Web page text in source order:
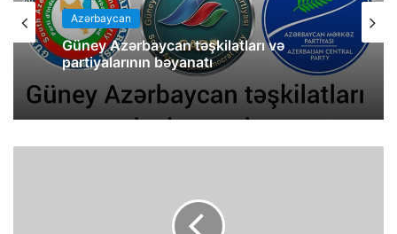
Azərbaycan
Güney Azərbaycan təşkilatları və
partiyalarının bəyanatı